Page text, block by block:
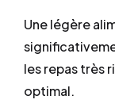
Une légère
les repas très
optimal.